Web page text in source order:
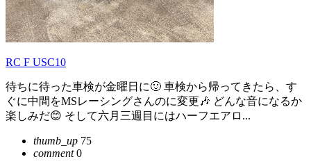
RC F USC10
待ちに待った車検が金曜日に🙂 車検から帰ってきたら、す
ぐに中間をMSレーシングさんのに変更🎶 どんな音になるか
楽しみだ😊 そして六月三週目にはハーフエアロ...
thumb_up 75
comment0